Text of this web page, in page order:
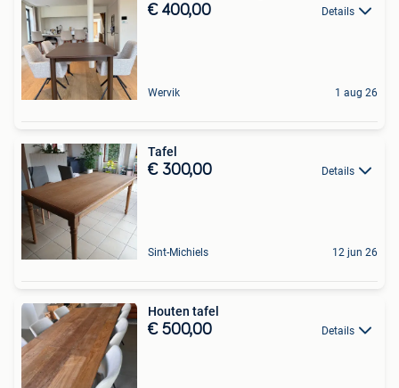
€ 400,00 Details
Wervik 1 aug 26
Tafel
€ 300,00 Details
Sint-Michiels 12 jun 26
Houten tafel
€ 500,00 Details